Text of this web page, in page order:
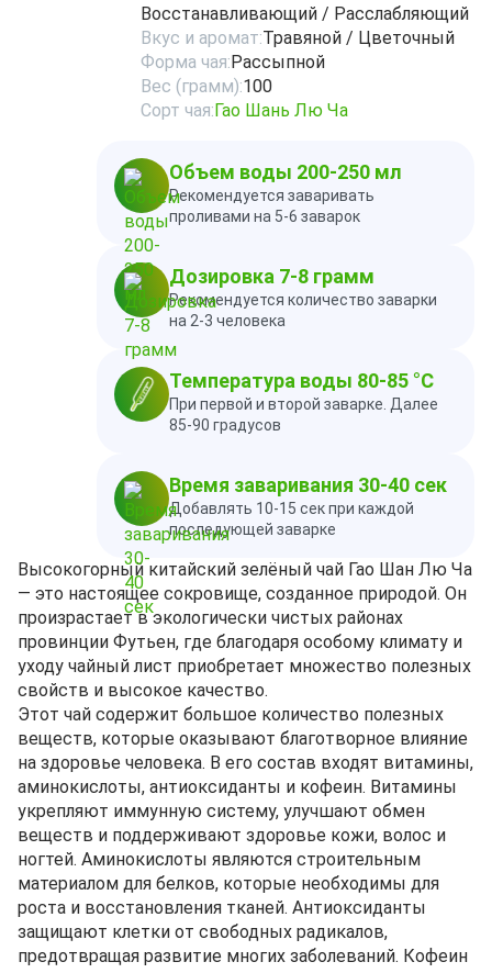
Восстанавливающий / Расслабляющий
Вкус и аромат:Травяной / Цветочный
Форма чая:Рассыпной
Вес (грамм):100
Сорт чая:Гао Шань Лю Ча
Объем воды 200-250 мл
Рекомендуется заваривать
проливами на 5-6 заварок
Дозировка 7-8 грамм
Рекомендуется количество заварки
на 2-3 человека
Температура воды 80-85 °C
При первой и второй заварке. Далее
85-90 градусов
Время заваривания 30-40 сек
Добавлять 10-15 сек при каждой
последующей заварке
Высокогорный китайский зелёный чай Гао Шан Лю Ча
— это настоящее сокровище, созданное природой. Он
произрастает в экологически чистых районах
провинции Футьен, где благодаря особому климату и
уходу чайный лист приобретает множество полезных
свойств и высокое качество.
Этот чай содержит большое количество полезных
веществ, которые оказывают благотворное влияние
на здоровье человека. В его состав входят витамины,
аминокислоты, антиоксиданты и кофеин. Витамины
укрепляют иммунную систему, улучшают обмен
веществ и поддерживают здоровье кожи, волос и
ногтей. Аминокислоты являются строительным
материалом для белков, которые необходимы для
роста и восстановления тканей. Антиоксиданты
защищают клетки от свободных радикалов,
предотвращая развитие многих заболеваний. Кофеин